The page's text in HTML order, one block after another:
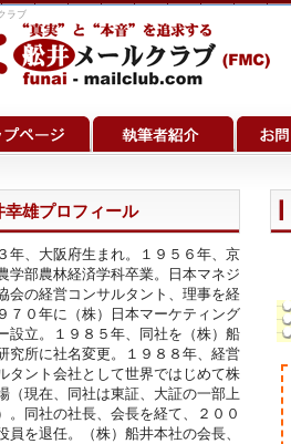
ラブ
幸雄プロフィール
年、大阪府生まれ。１９５６年、京
学部農林経済学科卒業。日本マネジ
会の経営コンサルタント、理事を経
７０年に（株）日本マーケティング
設立。１９８５年、同社を（株）船
究所に社名変更。１９８８年、経営
タント会社として世界ではじめて株
（現在、同社は東証、大証の一部上
。同社の社長、会長を経て、２００
員を退任。（株）船井本社の会長、